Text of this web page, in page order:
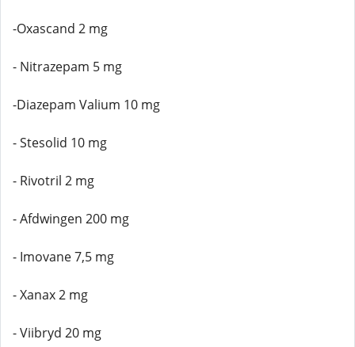
-Oxascand 2 mg
- Nitrazepam 5 mg
-Diazepam Valium 10 mg
- Stesolid 10 mg
- Rivotril 2 mg
- Afdwingen 200 mg
- Imovane 7,5 mg
- Xanax 2 mg
- Viibryd 20 mg